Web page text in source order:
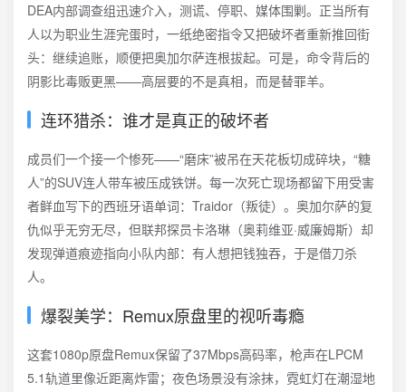
DEA内部调查组迅速介入，测谎、停职、媒体围剿。正当所有
人以为职业生涯完蛋时，一纸绝密指令又把破坏者重新推回街
头：继续追账，顺便把奥加尔萨连根拔起。可是，命令背后的
阴影比毒贩更黑——高层要的不是真相，而是替罪羊。
连环猎杀：谁才是真正的破坏者
成员们一个接一个惨死——“磨床”被吊在天花板切成碎块，“糖
人”的SUV连人带车被压成铁饼。每一次死亡现场都留下用受害
者鲜血写下的西班牙语单词：Traidor（叛徒）。奥加尔萨的复
仇似乎无穷无尽，但联邦探员卡洛琳（奥莉维亚·威廉姆斯）却
发现弹道痕迹指向小队内部：有人想把钱独吞，于是借刀杀
人。
爆裂美学：Remux原盘里的视听毒瘾
这套1080p原盘Remux保留了37Mbps高码率，枪声在LPCM
5.1轨道里像近距离炸雷；夜色场景没有涂抹，霓虹灯在潮湿地